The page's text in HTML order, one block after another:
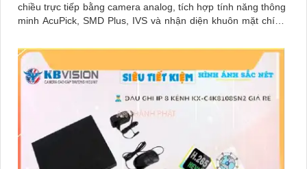
chiều trực tiếp bằng camera analog, tích hợp tính năng thông
minh AcuPick, SMD Plus, IVS và nhận diện khuôn mặt chính